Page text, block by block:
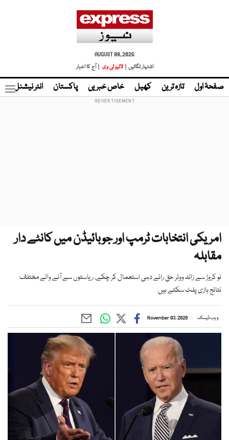
AUGUST 08, 2026
اشتہار لگائیں |
لائیو ٹی وی | آج کا اخبار
صفحۂ اول تازہ ترین کھیل خاص خبریں پاکستان انٹر نیشنل
امریکی انتخابات ٹرمپ اور جوبائیڈن میں کانٹے دار
مقابلہ
نو کروڑ سے زائد ووٹر حق رائے دہی استعمال کر چکے، ریاستوں سے آنے والے مختلف
نتائج بازی پلٹ سکتے ہیں
ویب ڈیسک November 03, 2020